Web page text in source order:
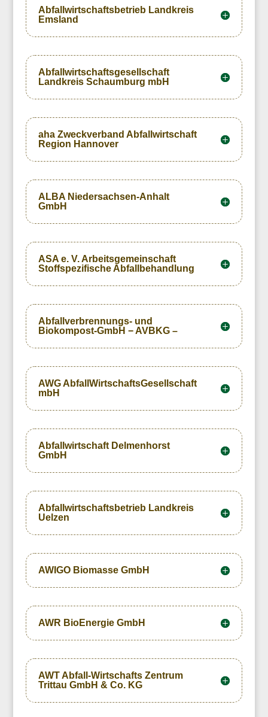
Abfallwirtschaftsbetrieb Landkreis
Emsland
Abfallwirtschaftsgesellschaft
Landkreis Schaumburg mbH
aha Zweckverband Abfallwirtschaft
Region Hannover
ALBA Niedersachsen-Anhalt
GmbH
ASA e. V. Arbeitsgemeinschaft
Stoffspezifische Abfallbehandlung
Abfallverbrennungs- und
Biokompost-GmbH − AVBKG –
AWG AbfallWirtschaftsGesellschaft
mbH
Abfallwirtschaft Delmenhorst
GmbH
Abfallwirtschaftsbetrieb Landkreis
Uelzen
AWIGO Biomasse GmbH
AWR BioEnergie GmbH
AWT Abfall-Wirtschafts Zentrum
Trittau GmbH & Co. KG